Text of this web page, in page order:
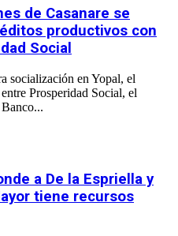
de Casanare se
productivos con
Social
socialización en Yopal, el
Prosperidad Social, el
a De la Espriella y
tiene recursos